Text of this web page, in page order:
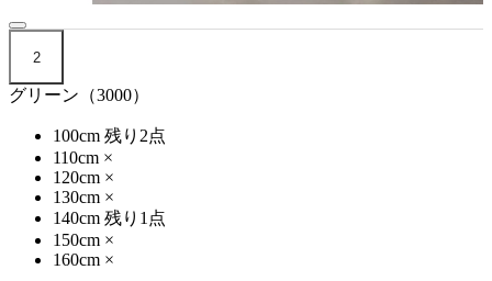
2
グリーン（3000）
100cm 残り2点
110cm ×
120cm ×
130cm ×
140cm 残り1点
150cm ×
160cm ×